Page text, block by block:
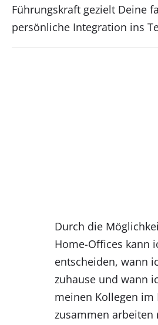
Führungskraft gezielt Deine
persönliche Integration ins
Durch die
Home-Offices kann
entscheiden, wann
zuhause und wann
meinen Kollegen im
zusammen arbeiten